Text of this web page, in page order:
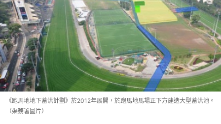
《跑馬地地下蓄洪計劃》於2012年展開，於跑馬地馬場正下方建造大型蓄洪池。
（渠務署圖片）